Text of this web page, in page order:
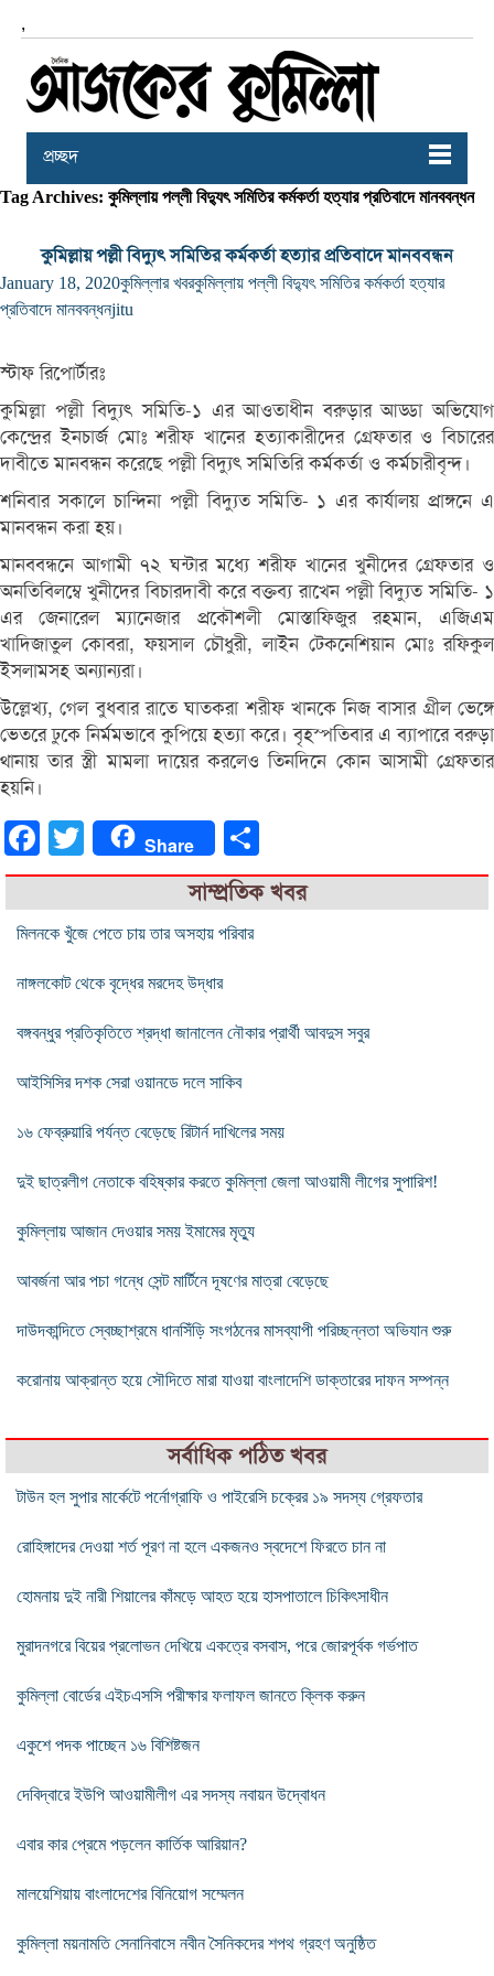
,
প্রচ্ছদ
Tag Archives: কুমিল্লায় পল্লী বিদ্যুৎ সমিতির কর্মকর্তা হত্যার প্রতিবাদে মানববন্ধন
কুমিল্লায় পল্লী বিদ্যুৎ সমিতির কর্মকর্তা হত্যার প্রতিবাদে মানববন্ধন
January 18, 2020কুমিল্লার খবরকুমিল্লায় পল্লী বিদ্যুৎ সমিতির কর্মকর্তা হত্যার
প্রতিবাদে মানববন্ধনjitu
স্টাফ রিপোর্টারঃ
কুমিল্লা পল্লী বিদ্যুৎ সমিতি-১ এর আওতাধীন বরুড়ার আড্ডা অভিযোগ
কেন্দ্রের ইনচার্জ মোঃ শরীফ খানের হত্যাকারীদের গ্রেফতার ও বিচারের
দাবীতে মানবন্ধন করেছে পল্লী বিদ্যুৎ সমিতিরি কর্মকর্তা ও কর্মচারীবৃন্দ।
শনিবার সকালে চান্দিনা পল্লী বিদ্যুত সমিতি- ১ এর কার্যালয় প্রাঙ্গনে এ
মানবন্ধন করা হয়।
মানববন্ধনে আগামী ৭২ ঘন্টার মধ্যে শরীফ খানের খুনীদের গ্রেফতার ও
অনতিবিলম্বে খুনীদের বিচারদাবী করে বক্তব্য রাখেন পল্লী বিদ্যুত সমিতি- ১
এর জেনারেল ম্যানেজার প্রকৌশলী মোস্তাফিজুর রহমান, এজিএম
খাদিজাতুল কোবরা, ফয়সাল চৌধুরী, লাইন টেকনেশিয়ান মোঃ রফিকুল
ইসলামসহ অন্যান্যরা।
উল্লেখ্য, গেল বুধবার রাতে ঘাতকরা শরীফ খানকে নিজ বাসার গ্রীল ভেঙ্গে
ভেতরে ঢুকে নির্মমভাবে কুপিয়ে হত্যা করে। বৃহস্পতিবার এ ব্যাপারে বরুড়া
থানায় তার স্ত্রী মামলা দায়ের করলেও তিনদিনে কোন আসামী গ্রেফতার
হয়নি।
FacebookTwitter Share
সাম্প্রতিক খবর
মিলনকে খুঁজে পেতে চায় তার অসহায় পরিবার
নাঙ্গলকোট থেকে বৃদ্ধের মরদেহ উদ্ধার
বঙ্গবন্ধুর প্রতিকৃতিতে শ্রদ্ধা জানালেন নৌকার প্রার্থী আবদুস সবুর
আইসিসির দশক সেরা ওয়ানডে দলে সাকিব
১৬ ফেব্রুয়ারি পর্যন্ত বেড়েছে রিটার্ন দাখিলের সময়
দুই ছাত্রলীগ নেতাকে বহিষ্কার করতে কুমিল্লা জেলা আওয়ামী লীগের সুপারিশ!
কুমিল্লায় আজান দেওয়ার সময় ইমামের মৃত্যু
আবর্জনা আর পচা গন্ধে সেন্ট মার্টিনে দূষণের মাত্রা বেড়েছে
দাউদকান্দিতে স্বেচ্ছাশ্রমে ধানসিঁড়ি সংগঠনের মাসব্যাপী পরিচ্ছন্নতা অভিযান শুরু
করোনায় আক্রান্ত হয়ে সৌদিতে মারা যাওয়া বাংলাদেশি ডাক্তারের দাফন সম্পন্ন
সর্বাধিক পঠিত খবর
টাউন হল সুপার মার্কেটে পর্নোগ্রাফি ও পাইরেসি চক্রের ১৯ সদস্য গ্রেফতার
রোহিঙ্গাদের দেওয়া শর্ত পূরণ না হলে একজনও স্বদেশে ফিরতে চান না
হোমনায় দুই নারী শিয়ালের কাঁমড়ে আহত হয়ে হাসপাতালে চিকিৎসাধীন
মুরাদনগরে বিয়ের প্রলোভন দেখিয়ে একত্রে বসবাস, পরে জোরপূর্বক গর্ভপাত
কুমিল্লা বোর্ডের এইচএসসি পরীক্ষার ফলাফল জানতে ক্লিক করুন
একুশে পদক পাচ্ছেন ১৬ বিশিষ্টজন
দেবিদ্বারে ইউপি আওয়ামীলীগ এর সদস্য নবায়ন উদ্বোধন
এবার কার প্রেমে পড়লেন কার্তিক আরিয়ান?
মালয়েশিয়ায় বাংলাদেশের বিনিয়োগ সম্মেলন
কুমিল্লা ময়নামতি সেনানিবাসে নবীন সৈনিকদের শপথ গ্রহণ অনুষ্ঠিত